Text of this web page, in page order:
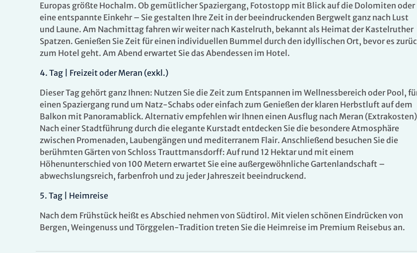
5 Tage
Sa. 24.10. - Mi.
28.10.2026
Einzelzimmer mit Bad
oder DU/WC
Belegung: 1 Person
Europas größte Hochalm. Ob gemütlicher Spaziergang, Fotostopp mit Blick auf die Dolomiten oder
eine entspannte Einkehr – Sie gestalten Ihre Zeit in der beeindruckenden Bergwelt ganz nach Lust
und Laune. Am Nachmittag fahren wir weiter nach Kastelruth, bekannt als Heimat der Kastelruther
Spatzen. Genießen Sie Zeit für einen individuellen Bummel durch den idyllischen Ort, bevor es
zum Hotel geht. Am Abend erwartet Sie das Abendessen im Hotel.
4. Tag | Freizeit oder Meran (exkl.)
Dieser Tag gehört ganz Ihnen: Nutzen Sie die Zeit zum Entspannen im Wellnessbereich oder Pool,
einen Spaziergang rund um Natz-Schabs oder einfach zum Genießen der klaren Herbstluft auf dem
Balkon mit Panoramablick. Alternativ empfehlen wir Ihnen einen Ausflug nach Meran
Nach einer Stadtführung durch die elegante Kurstadt entdecken Sie die besondere Atmosphäre
zwischen Promenaden, Laubengängen und mediterranem Flair. Anschließend besuchen Sie die
berühmten Gärten von Schloss Trauttmansdorff: Auf rund 12 Hektar und mit einem
Höhenunterschied von 100 Metern erwartet Sie eine außergewöhnliche Gartenlandschaft –
abwechslungsreich, farbenfroh und zu jeder Jahreszeit beeindruckend.
5. Tag | Heimreise
Nach dem Frühstück heißt es Abschied nehmen von Südtirol. Mit vielen schönen Eindrücken von
Bergen, Weingenuss und Törggelen-Tradition treten Sie die Heimreise im Premium Reisebus an.